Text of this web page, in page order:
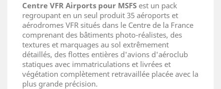
Centre VFR Airports pour MSFS est un pack
regroupant en un seul produit 35 aéroports et
aérodromes VFR situés dans le Centre de la France
comprenant des bâtiments photo-réalistes, des
textures et marquages au sol extrêmement
détaillés, des flottes entières d'avions d'aéroclub
statiques avec immatriculations et livrées et
végétation complètement retravaillée placée avec la
plus grande précision.